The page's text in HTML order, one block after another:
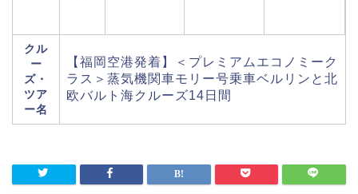
クル
ー
ズ・
ツア
ー名
【福岡空港発着】＜プレミアムエコノミーク
ラス＞蒸気機関車モリー号乗車ベルリンと北
欧バルト海クルーズ14日間